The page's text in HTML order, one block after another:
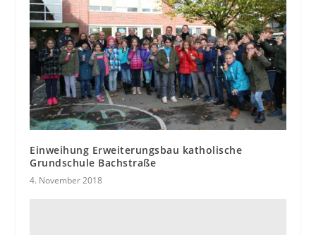
Einweihung Erweiterungsbau katholische
Grundschule Bachstraße
4. November 2018